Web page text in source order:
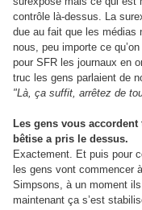
contrôle là-dessus. La
due au fait que les médias
nous, peu importe ce
pour SFR les journaux en
truc les gens parlaient de
"Là, ça suffit, arrêtez de
Les gens vous
bêtise a pris le dessus.
Exactement. Et puis pour
les gens vont commencer
Simpsons, à un moment
maintenant ça s’est